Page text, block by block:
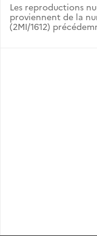
Les reproductions
proviennent de la
(2MI/1612)